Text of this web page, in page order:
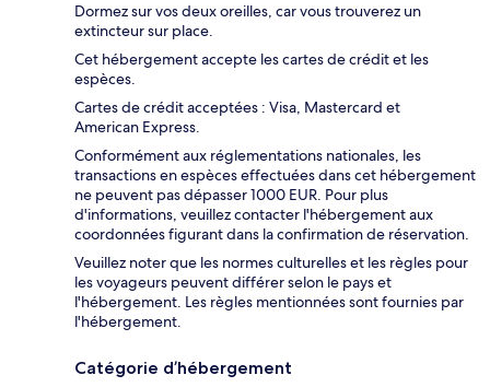
Dormez sur vos deux oreilles, car vous trouverez un
extincteur sur place.
Cet hébergement accepte les cartes de crédit et les
espèces.
Cartes de crédit acceptées : Visa, Mastercard et
American Express.
Conformément aux réglementations nationales, les
transactions en espèces effectuées dans cet hébergement
ne peuvent pas dépasser 1000 EUR. Pour plus
d'informations, veuillez contacter l'hébergement aux
coordonnées figurant dans la confirmation de réservation.
Veuillez noter que les normes culturelles et les règles pour
les voyageurs peuvent différer selon le pays et
l'hébergement. Les règles mentionnées sont fournies par
l'hébergement.
Catégorie d’hébergement